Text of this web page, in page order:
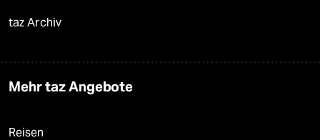
taz Archiv
Mehr taz Angebote
Reisen